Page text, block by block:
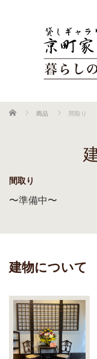
ホーム 商品 間取り
間取り
〜準備中〜
建物について